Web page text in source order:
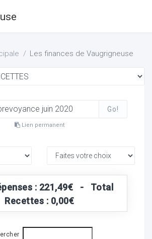
Les finances de Vaugrigneuse
Go!
Lien permanent
: 221,49€ - Total
Recettes : 0,00€